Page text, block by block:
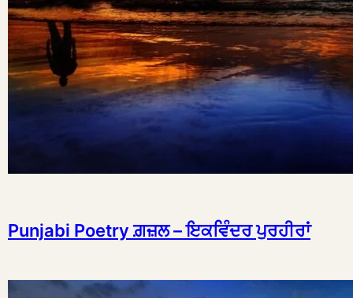
Punjabi Poetry ਗ਼ਜ਼ਲ – ਇਕਵਿੰਦਰ ਪੁਰਹੀਰਾਂ